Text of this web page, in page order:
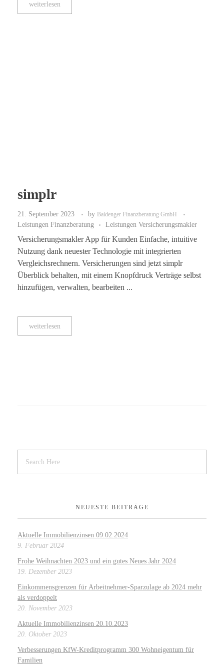
weiterlesen
simplr
21. September 2023 by Baidenger Finanzberatung GmbH
Leistungen Finanzberatung Leistungen Versicherungsmakler
Versicherungsmakler App für Kunden Einfache, intuitive
Nutzung dank neuester Technologie mit integrierten
Vergleichsrechnern. Versicherungen sind jetzt simplr
Überblick behalten, mit einem Knopfdruck Verträge selbst
hinzufügen, verwalten, bearbeiten ...
weiterlesen
NEUESTE BEITRÄGE
Aktuelle Immobilienzinsen 09.02.2024
9. Februar 2024
Frohe Weihnachten 2023 und ein gutes Neues Jahr 2024
19. Dezember 2023
Einkommensgrenzen für Arbeitnehmer-Sparzulage ab 2024 mehr
als verdoppelt
20. November 2023
Aktuelle Immobilienzinsen 20.10.2023
20. Oktober 2023
Verbesserungen KfW-Kreditprogramm 300 Wohneigentum für
Familien